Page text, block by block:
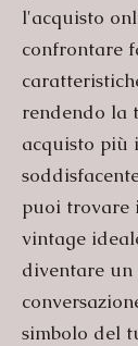
l'acquisto
confrontare
rendendo la
acquisto più
puoi trovare
vintage
diventare un
simbolo del